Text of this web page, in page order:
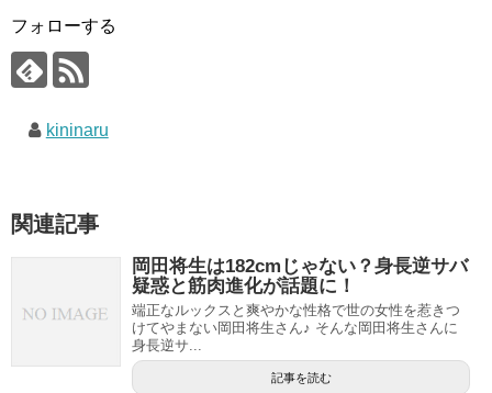
フォローする
kininaru
関連記事
岡田将生は182cmじゃない？身長逆サバ
疑惑と筋肉進化が話題に！
端正なルックスと爽やかな性格で世の女性を惹きつ
けてやまない岡田将生さん♪ そんな岡田将生さんに
身長逆サ...
記事を読む